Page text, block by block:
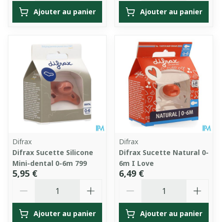
Ajouter au panier Ajouter au panier
Difrax
Difrax Sucette Silicone
Mini-dental 0-6m 799
5,95 €
Ajouter au panier
Difrax
Difrax Sucette Natural 0-
6m I Love
6,49 €
Ajouter au panier